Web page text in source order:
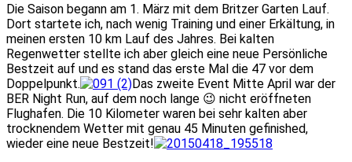
Die Saison begann am 1. März mit dem Britzer Garten Lauf.
Dort startete ich, nach wenig Training und einer Erkältung, in
meinen ersten 10 km Lauf des Jahres. Bei kalten
Regenwetter stellte ich aber gleich eine neue Persönliche
Bestzeit auf und es stand das erste Mal die 47 vor dem
Doppelpunkt.
Das zweite Event Mitte April war der
BER Night Run, auf dem noch lange 😉 nicht eröffneten
Flughafen. Die 10 Kilometer waren bei sehr kalten aber
trocknendem Wetter mit genau 45 Minuten gefinished,
wieder eine neue Bestzeit!